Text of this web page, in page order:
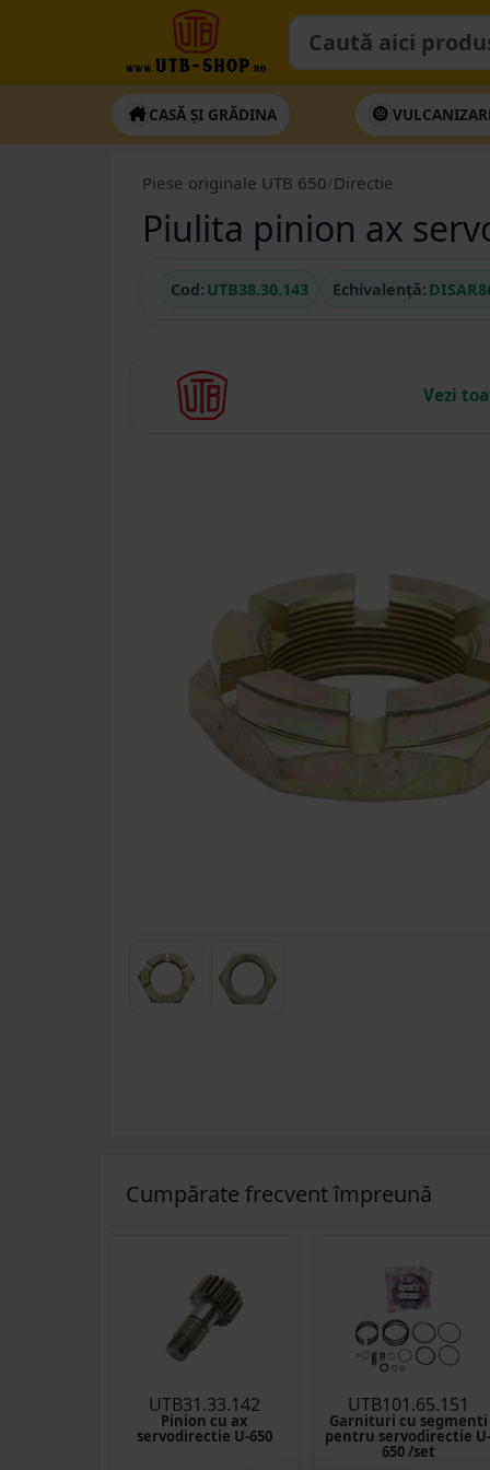
CASĂ ȘI GRĂDINA
Piese originale UTB 650 Directie
Piulita pinion ax
Cod: UTB38.30.143 Echivalență:
Vezi
Cumpărate frecvent împreună
UTB31.33.142
Pinion cu ax
servodirectie U-650
UTB101.65.151
Garnituri cu segmenti
pentru servodirectie U-
650 /set